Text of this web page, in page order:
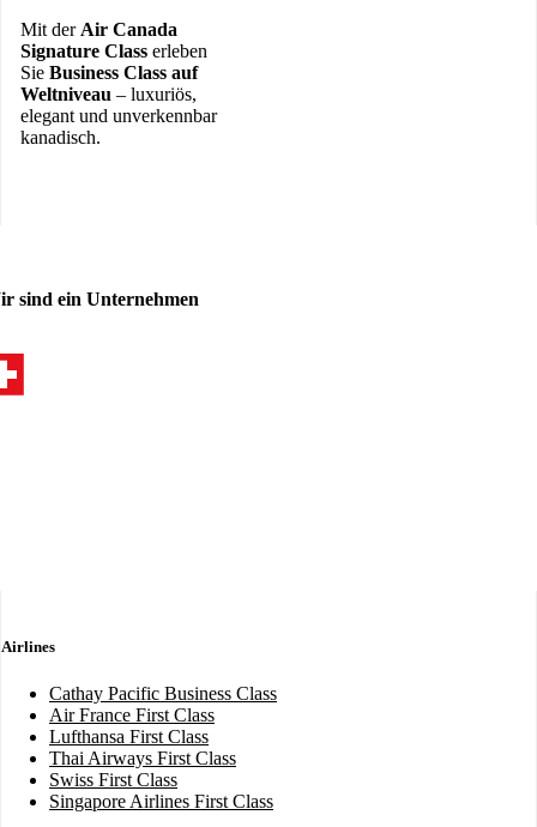
Mit der Air Canada
Signature Class erleben
Sie Business Class auf
Weltniveau – luxuriös,
elegant und unverkennbar
kanadisch.
sind ein Unternehmen
Airlines
Cathay Pacific Business Class
Air France First Class
Lufthansa First Class
Thai Airways First Class
Swiss First Class
Singapore Airlines First Class